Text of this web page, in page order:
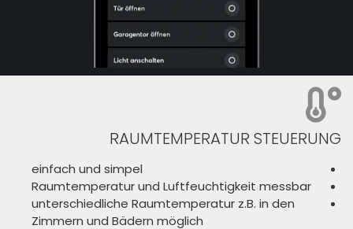
RAUMTEMPERATUR STEUERUNG
einfach und simpel
Raumtemperatur und Luftfeuchtigkeit messbar
unterschiedliche Raumtemperatur z.B. in den
Zimmern und Bädern möglich